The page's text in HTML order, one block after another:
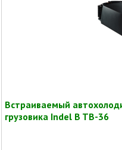
Встраиваемый
грузовика Indel B TB-36